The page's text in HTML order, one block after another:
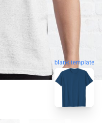
blank template